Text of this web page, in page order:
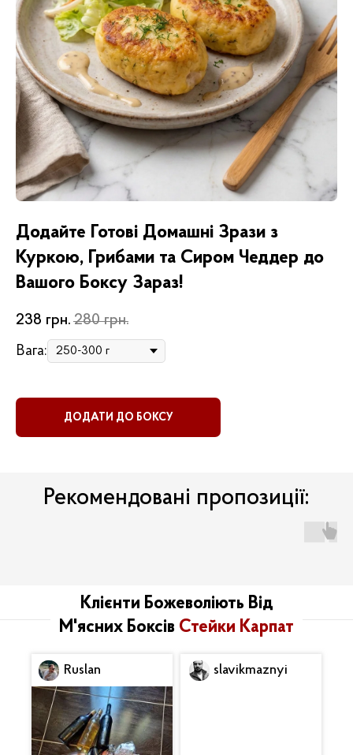
Додайте Готові Домашні Зрази з
Куркою, Грибами та Сиром Чеддер до
Вашого Боксу Зараз!
238 грн. 280 грн.
Вага:
ДОДАТИ ДО БОКСУ
Рекомендовані пропозиції:
Клієнти Божеволіють Від
М'ясних Боксів Стейки Карпат
Ruslan slavikmaznyi